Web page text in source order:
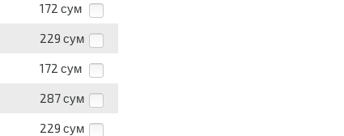
172 сум
229 сум
172 сум
287 сум
229 сум